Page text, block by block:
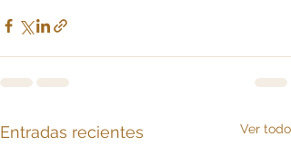
Entradas recientes Ver todo